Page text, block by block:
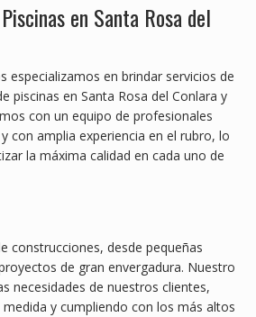
en Santa Rosa del
especializamos en brindar servicios de
piscinas en Santa Rosa del Conlara y
con un equipo de profesionales
con amplia experiencia en el rubro, lo
la máxima calidad en cada uno de
construcciones, desde pequeñas
de gran envergadura. Nuestro
necesidades de nuestros clientes,
y cumpliendo con los más altos